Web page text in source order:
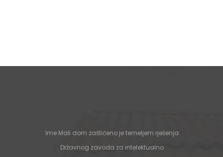
Ime Mali dom zaštićeno je temeljem rješenja
Državnog zavoda za intelektualno